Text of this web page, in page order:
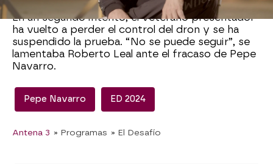
En un segundo intento, el veterano presentador
ha vuelto a perder el control del dron y se ha
suspendido la prueba. “No se puede seguir”, se
lamentaba Roberto Leal ante el fracaso de Pepe
Navarro.
Pepe Navarro ED 2024
Antena 3 » Programas » El Desafío